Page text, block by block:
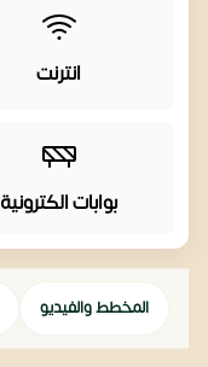
انترنت
بوابات الكترونية
المخطط والفيديو